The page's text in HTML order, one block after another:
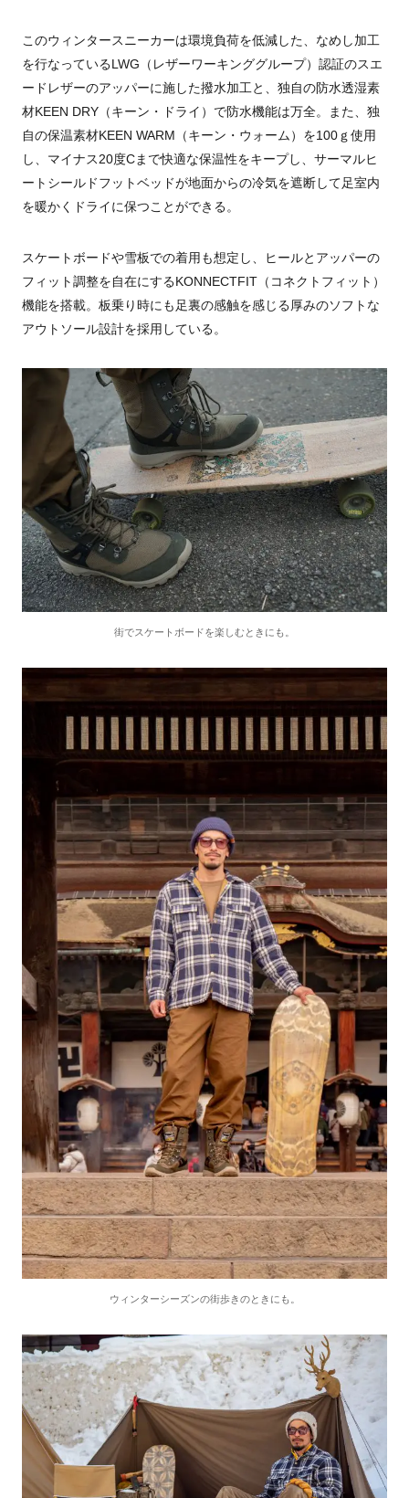
このウィンタースニーカーは環境負荷を低減した、なめし加工
を行なっているLWG（レザーワーキンググループ）認証のスエ
ードレザーのアッパーに施した撥水加工と、独自の防水透湿素
材KEEN DRY（キーン・ドライ）で防水機能は万全。また、独
自の保温素材KEEN WARM（キーン・ウォーム）を100ｇ使用
し、マイナス20度Cまで快適な保温性をキープし、サーマルヒ
ートシールドフットベッドが地面からの冷気を遮断して足室内
を暖かくドライに保つことができる。
スケートボードや雪板での着用も想定し、ヒールとアッパーの
フィット調整を自在にするKONNECTFIT（コネクトフィット）
機能を搭載。板乗り時にも足裏の感触を感じる厚みのソフトな
アウトソール設計を採用している。
街でスケートボードを楽しむときにも。
ウィンターシーズンの街歩きのときにも。